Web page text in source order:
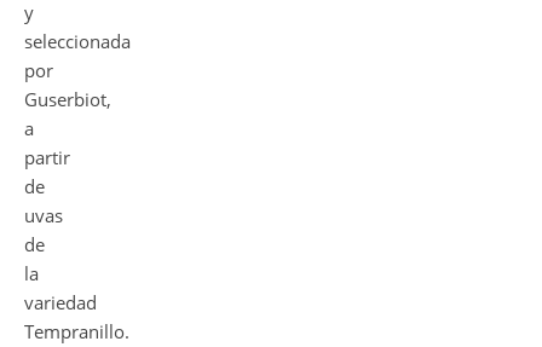
y
seleccionada
por
Guserbiot,
a
partir
de
uvas
de
la
variedad
Tempranillo.